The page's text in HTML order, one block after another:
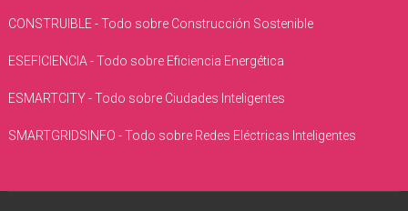
CONSTRUIBLE - Todo sobre Construcción Sostenible
ESEFICIENCIA - Todo sobre Eficiencia Energética
ESMARTCITY - Todo sobre Ciudades Inteligentes
SMARTGRIDSINFO - Todo sobre Redes Eléctricas Inteligentes